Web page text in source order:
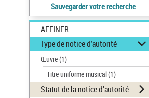
Sauvegarder votre recherche
AFFINER
Type de notice d'autorité
Œuvre(1)
Titre uniforme musical(1)
Statut de la notice d’autorité